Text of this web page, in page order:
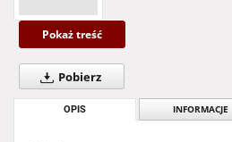
Pokaż treść
Pobierz
OPIS INFORMACJE